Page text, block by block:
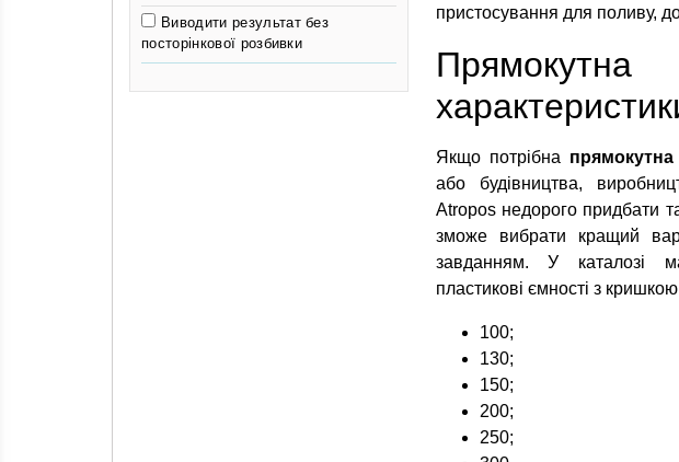
Виводити результат без
посторінкової розбивки
пристосування для поливу,
Якщо потрібна прямокутна
або будівництва,
Atropos недорого придбати
зможе вибрати кращий
завданням. У каталозі
пластикові ємності з кришкою
100;
130;
150;
200;
250;